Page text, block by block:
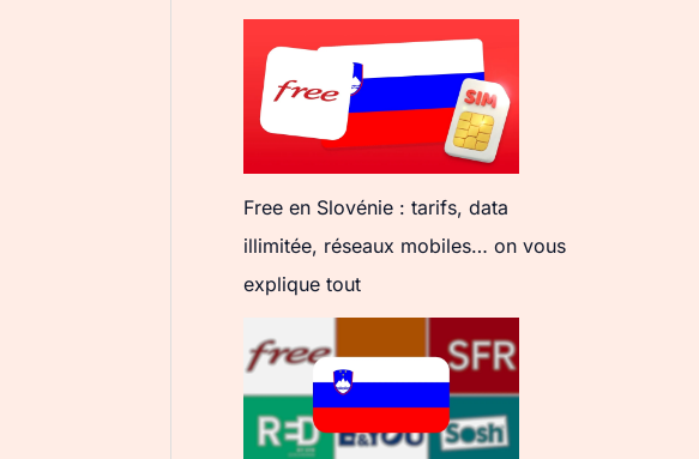
Free en Slovénie : tarifs, data
illimitée, réseaux mobiles… on vous
explique tout